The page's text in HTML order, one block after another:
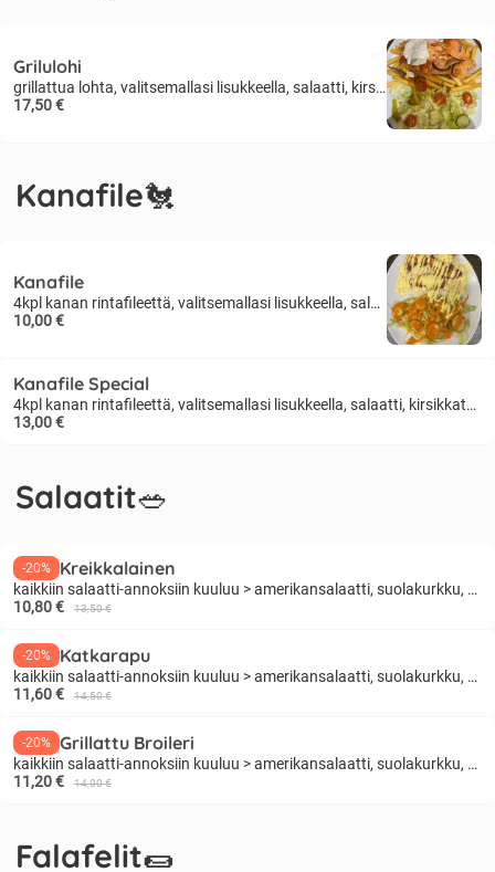
Grilulohi
grillattua lohta, valitsemallasi lisukkeella, salaatti, kirsikkatomaatti, kurkku, remoulade kastike
17,50 €
Kanafile🐔
Kanafile
4kpl kanan rintafileettä, valitsemallasi lisukkeella, salaatti, kirsikkatomaatti, suolakurkku, curykastike
10,00 €
Kanafile Special
4kpl kanan rintafileettä, valitsemallasi lisukkeella, salaatti, kirsikkatomaatti, suolakurkku, curykastike
13,00 €
Salaatit🥗
-20% Kreikkalainen
kaikkiin salaatti-annoksiin kuuluu > amerikansalaatti, suolakurkku, kirsikkatomaatti, kikherneitä, viikuna viinietikka, auringonkukansiemeniä
10,80 €
13,50 €
-20% Katkarapu
kaikkiin salaatti-annoksiin kuuluu > amerikansalaatti, suolakurkku, kirsikkatomaatti, kikherneitä, viikuna viinietikka, auringonkukansiemeniä
11,60 €
14,50 €
-20% Grillattu Broileri
kaikkiin salaatti-annoksiin kuuluu > amerikansalaatti, suolakurkku, kirsikkatomaatti, kikherneitä, viikuna viinietikka, auringonkukansiemeniä
11,20 €
14,00 €
Falafelit🌯